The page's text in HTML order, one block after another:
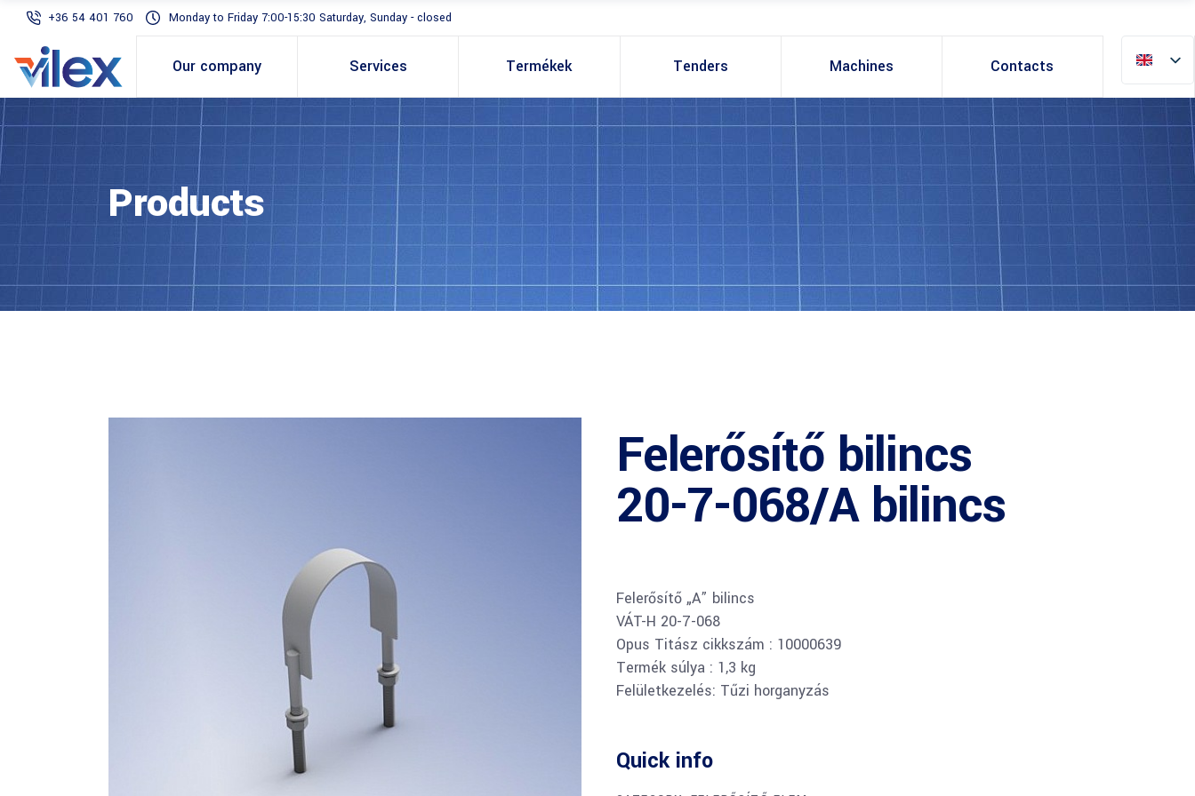
+36 54 401 760 Monday to Friday 7:00-15:30 Saturday, Sunday - closed
Our company Services Termékek Tenders Machines Contacts
Products
Felerősítő bilincs
20-7-068/A bilincs
Felerősítő „A” bilincs
VÁT-H 20-7-068
Opus Titász cikkszám : 10000639
Termék súlya : 1,3 kg
Felületkezelés: Tűzi horganyzás
Quick info